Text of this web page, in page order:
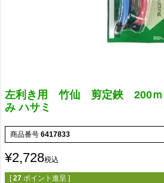
左利き用 竹仙 剪定鋏 200ｍ
み ハサミ
商品番号 6417833
¥2,728税込
[ 27 ポイント進呈 ]